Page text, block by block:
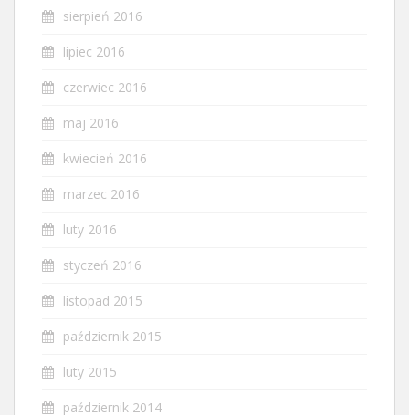
sierpień 2016
lipiec 2016
czerwiec 2016
maj 2016
kwiecień 2016
marzec 2016
luty 2016
styczeń 2016
listopad 2015
październik 2015
luty 2015
październik 2014